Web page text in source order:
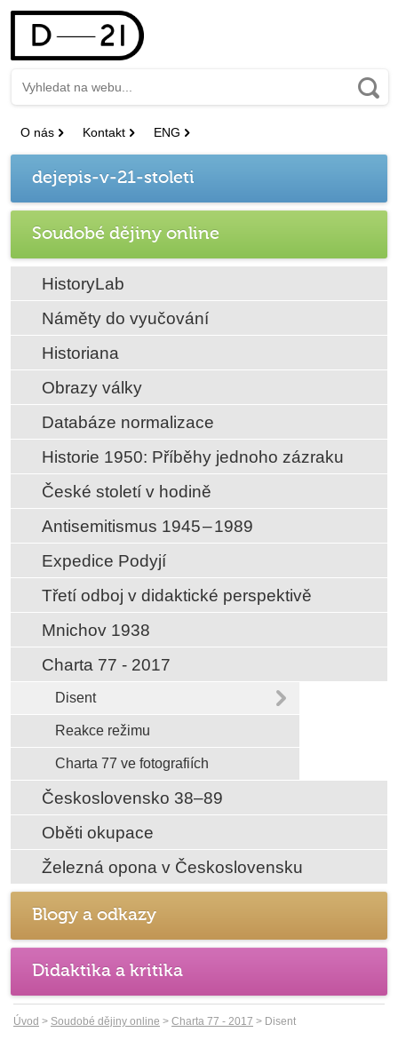
O nás Kontakt ENG
dejepis-v-21-stoleti
Soudobé dějiny online
HistoryLab
Náměty do vyučování
Historiana
Obrazy války
Databáze normalizace
Historie 1950: Příběhy jednoho zázraku
České století v hodině
Antisemitismus 1945 – 1989
Expedice Podyjí
Třetí odboj v didaktické perspektivě
Mnichov 1938
Charta 77 - 2017
Disent
Reakce režimu
Charta 77 ve fotografiích
Československo 38–89
Oběti okupace
Železná opona v Československu
Blogy a odkazy
Didaktika a kritika
Úvod > Soudobé dějiny online > Charta 77 - 2017 > Disent